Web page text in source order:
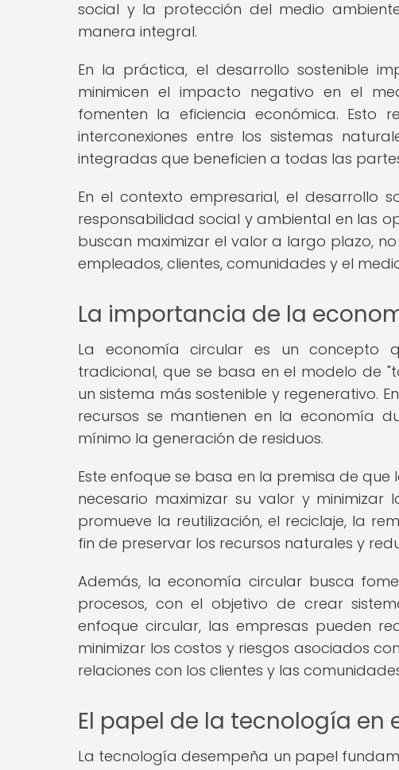
social y la protección del medio
manera integral.
En la práctica, el desarrollo sostenible
minimicen el impacto negativo en el
fomenten la eficiencia económica. Esto
interconexiones entre los sistemas
integradas que beneficien a todas las
En el contexto empresarial, el desarrollo
responsabilidad social y ambiental en las
buscan maximizar el valor a largo plazo,
empleados, clientes, comunidades y el
La importancia de la
La economía circular es un concepto
tradicional, que se basa en el modelo de
un sistema más sostenible y regenerativo.
recursos se mantienen en la economía
mínimo la generación de residuos.
Este enfoque se basa en la premisa de que
necesario maximizar su valor y
promueve la reutilización, el reciclaje, la
fin de preservar los recursos naturales y
Además, la economía circular busca
procesos, con el objetivo de crear
enfoque circular, las empresas pueden
minimizar los costos y riesgos asociados
relaciones con los clientes y las
El papel de la tecnología en
La tecnología desempeña un papel